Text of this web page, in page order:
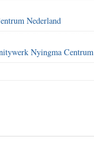
Nederland
Nyingma Centrum